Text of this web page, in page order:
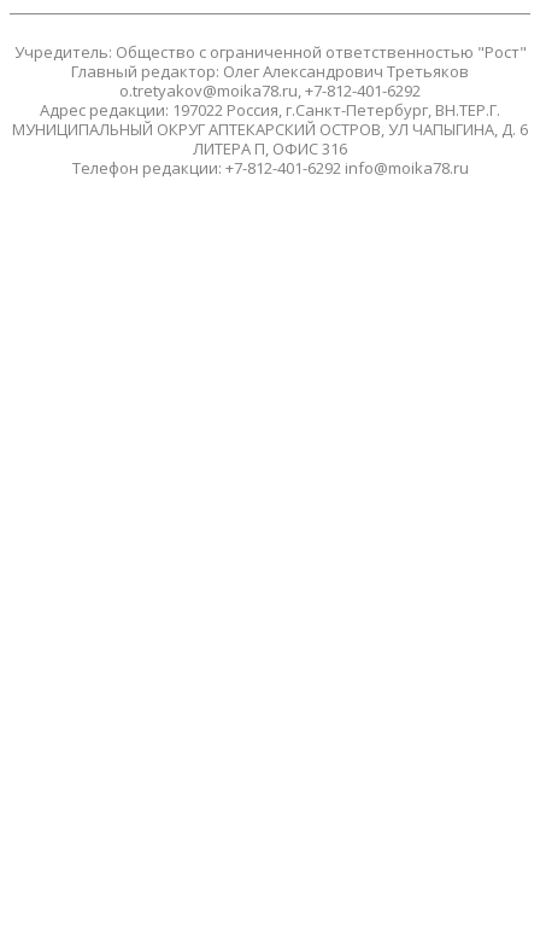
Учредитель: Общество с ограниченной ответственностью "Рост"
Главный редактор: Олег Александрович Третьяков
o.tretyakov@moika78.ru, +7-812-401-6292
Адрес редакции: 197022 Россия, г.Санкт-Петербург, ВН.ТЕР.Г.
МУНИЦИПАЛЬНЫЙ ОКРУГ АПТЕКАРСКИЙ ОСТРОВ, УЛ ЧАПЫГИНА, Д. 6
ЛИТЕРА П, ОФИС 316
Телефон редакции: +7-812-401-6292 info@moika78.ru